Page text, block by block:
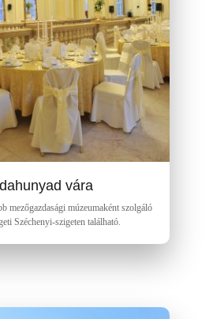
vára
mezőgazdasági múzeumaként szolgáló
Széchenyi-szigeten található.